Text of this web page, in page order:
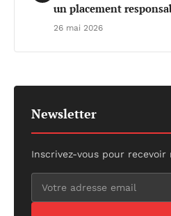
un placement
26 mai 2026
Newsletter
Inscrivez-vous pour